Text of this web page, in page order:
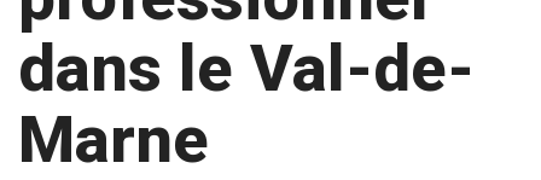
dans le Val-de-
Marne